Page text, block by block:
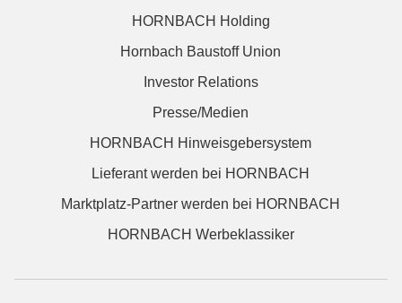
HORNBACH Holding
Hornbach Baustoff Union
Investor Relations
Presse/Medien
HORNBACH Hinweisgebersystem
Lieferant werden bei HORNBACH
Marktplatz-Partner werden bei HORNBACH
HORNBACH Werbeklassiker